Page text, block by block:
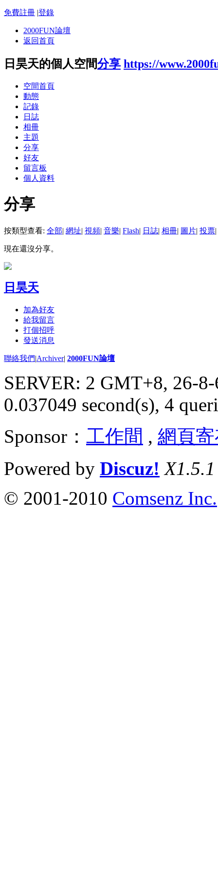
免費註冊 |登錄
2000FUN論壇
返回首頁
日昊天的個人空間分享 https://
空間首頁
動態
記錄
日誌
相冊
主題
分享
好友
留言板
個人資料
分享
按類型查看: 全部| 網址| 視頻| 音樂| Flash| 日誌| 相冊| 圖片| 投票|
現在還沒分享。
日昊天
加為好友
給我留言
打個招呼
發送消息
聯絡我們|Archiver| 2000FUN論壇
SERVER: 2 GMT+8, 26-
0.037049 second(s), 4
Sponsor： 工作間 , 網頁
Powered by Discuz! X1.5.1
© 2001-2010 Comsenz Inc.